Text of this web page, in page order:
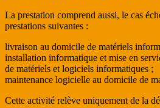
La prestation comprend aussi, le cas
prestations suivantes :
livraison au domicile de matériels
installation informatique et mise en
de matériels et logiciels informatiques ;
maintenance logicielle au domicile de
Cette activité relève uniquement de la